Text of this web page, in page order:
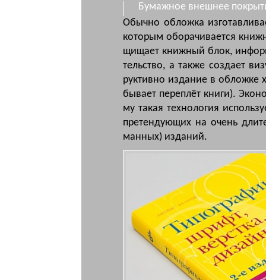
Бумажное внешнее
Обычно облож­ка
ко­то­рым обо­ра­чи­ва­ет­ся
щи­ща­ет книж­ный блок,
тель­ство, а так­же соз­да­ет
рук­тив­но из­да­ние в об­лож­ке
бы­ва­ет пе­ре­плёт кни­ги).
му та­кая тех­но­ло­гия
пре­тен­дую­щих на очень
ман­ных) из­да­ний.